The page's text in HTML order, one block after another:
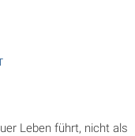
Leben führt, nicht als